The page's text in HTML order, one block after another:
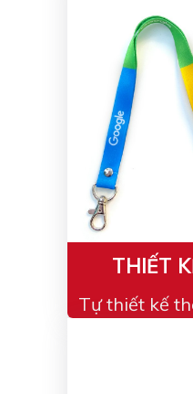
THIẾT
Tự thiết kế